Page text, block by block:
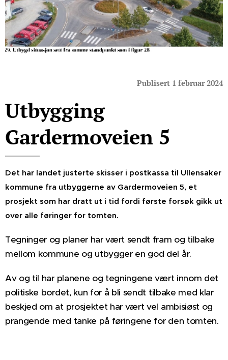
Publisert 1 februar 2024
Utbygging
Gardermoveien 5
Det har landet justerte skisser i postkassa til Ullensaker
kommune fra utbyggerne av Gardermoveien 5, et
prosjekt som har dratt ut i tid fordi første forsøk gikk ut
over alle føringer for tomten.
Tegninger og planer har vært sendt fram og tilbake
mellom kommune og utbygger en god del år.
Av og til har planene og tegningene vært innom det
politiske bordet, kun for å bli sendt tilbake med klar
beskjed om at prosjektet har vært vel ambisiøst og
prangende med tanke på føringene for den tomten.